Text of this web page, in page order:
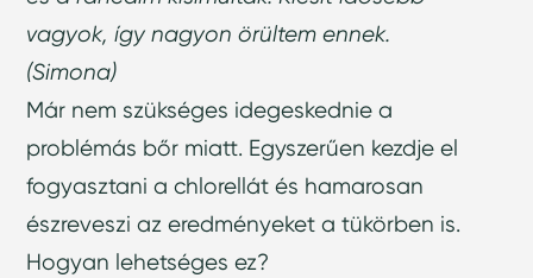
vagyok, így nagyon örültem ennek.
(Simona)
Már nem szükséges idegeskednie a
problémás bőr miatt. Egyszerűen kezdje el
fogyasztani a chlorellát és hamarosan
észreveszi az eredményeket a tükörben is.
Hogyan lehetséges ez?